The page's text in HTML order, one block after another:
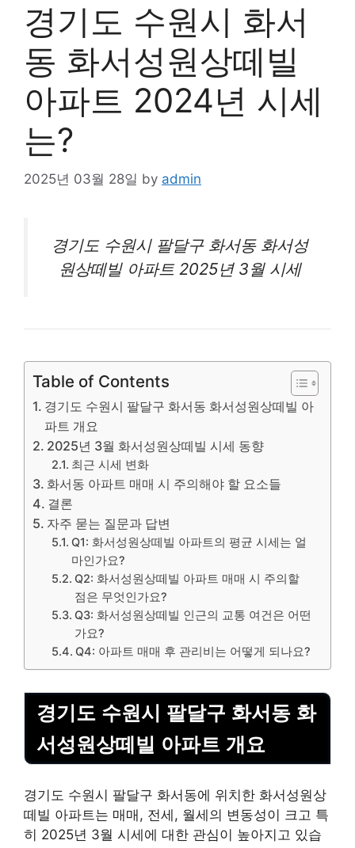
경기도 수원시 화서
동 화서성원상떼빌
아파트 2024년 시세
는?
2025년 03월 28일 by admin
경기도 수원시 팔달구 화서동 화서성
원상떼빌 아파트2025년 3월 시세
Table of Contents
경기도 수원시 팔달구 화서동 화서성원상떼빌 아
파트 개요
2025년 3월 화서성원상떼빌 시세 동향
최근 시세 변화
화서동 아파트 매매 시 주의해야 할 요소들
결론
자주 묻는 질문과 답변
Q1: 화서성원상떼빌 아파트의 평균 시세는 얼
마인가요?
Q2: 화서성원상떼빌 아파트 매매 시 주의할
점은 무엇인가요?
Q3: 화서성원상떼빌 인근의 교통 여건은 어떤
가요?
Q4: 아파트 매매 후 관리비는 어떻게 되나요?
경기도 수원시 팔달구 화서동 화
서성원상떼빌 아파트 개요
경기도 수원시 팔달구 화서동에 위치한 화서성원상
떼빌 아파트는 매매, 전세, 월세의 변동성이 크고 특
히 2025년 3월 시세에 대한 관심이 높아지고 있습